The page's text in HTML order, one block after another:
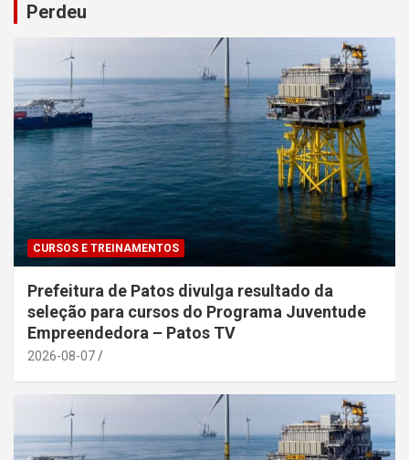
Perdeu
CURSOS E TREINAMENTOS
Prefeitura de Patos divulga resultado da
seleção para cursos do Programa Juventude
Empreendedora – Patos TV
2026-08-07